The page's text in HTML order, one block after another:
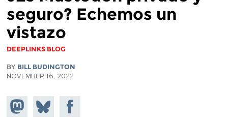
seguro? Echemos un
vistazo
DEEPLINKS BLOG
BY BILL BUDINGTON
NOVEMBER 16, 2022
Share on
Mastodon
Share
on
Share on
Facebook